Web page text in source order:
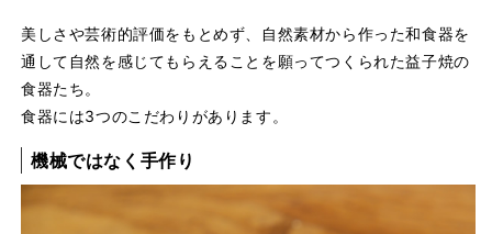
美しさや芸術的評価をもとめず、自然素材から作った和食器を
通して自然を感じてもらえることを願ってつくられた益子焼の
食器たち。
食器には3つのこだわりがあります。
機械ではなく手作り